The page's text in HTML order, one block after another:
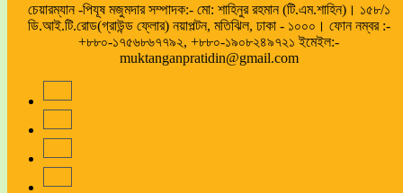
চেয়ারম্যান -পিযূষ মজুমদার সম্পাদক:- মো: শাহিনুর রহমান (টি.এম.শাহিন)। ১৫৮/১
ডি.আই.টি.রোড(গ্রাউন্ড ফ্লোর) নয়াপল্টন, মতিঝিল, ঢাকা - ১০০০। ফোন নম্বর :-
+৮৮০-১৭৫৬৮৬৭৭৯২, +৮৮০-১৯০৮২৪৯৭২১ ইমেইল:-
muktanganpratidin@gmail.com